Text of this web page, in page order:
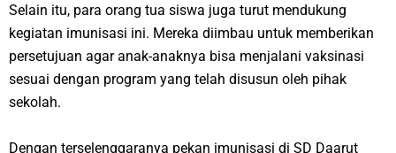
Selain itu, para orang tua siswa juga turut mendukung
kegiatan imunisasi ini. Mereka diimbau untuk memberikan
persetujuan agar anak-anaknya bisa menjalani vaksinasi
sesuai dengan program yang telah disusun oleh pihak
sekolah.
Dengan terselenggaranya pekan imunisasi di SD Daarut